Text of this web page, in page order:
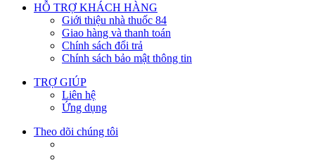
HỖ TRỢ KHÁCH HÀNG
Giới thiệu nhà thuốc 84
Giao hàng và thanh toán
Chính sách đổi trả
Chính sách bảo mật thông tin
TRỢ GIÚP
Liên hệ
Ứng dụng
Theo dõi chúng tôi